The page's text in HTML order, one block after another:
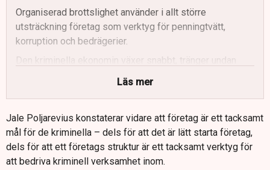
Organiserad brottslighet använder i allt större
utsträckning företag som verktyg för penningtvätt,
korruption och bedrägerier.
Den kriminella ekonomin växer snabbt, tränger undan
seriösa aktörer och hotar tillväxt, konkurrenskraft och
begå brott, samtidigt som seriösa bolag både utnyttjas
och utsätts för brott.
Låg anmälningsbenägenhet bland företag skapar
Läs mer
Jale Poljarevius konstaterar vidare att företag är ett tacksamt
mål för de kriminella – dels för att det är lätt starta företag,
dels för att ett företags struktur är ett tacksamt verktyg för
att bedriva kriminell verksamhet inom.